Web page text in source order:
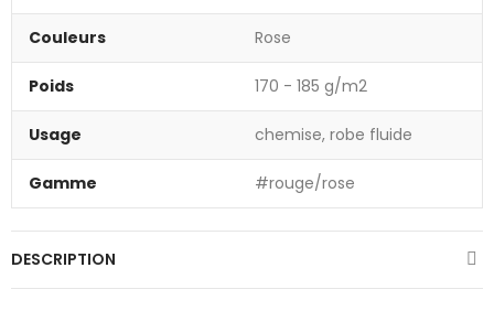
Couleurs Rose
Poids 170 - 185 g/m2
Usage chemise, robe fluide
Gamme #rouge/rose
DESCRIPTION